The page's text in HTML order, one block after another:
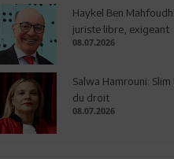
Haykel Ben
juriste libre, exigeant
08.07.2026
Salwa Hamrouni:
du droit
08.07.2026